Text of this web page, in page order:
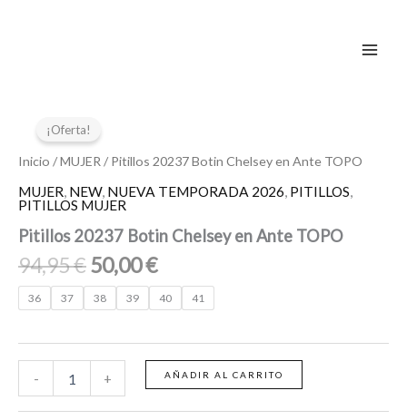
¡Oferta!
Inicio /MUJER / Pitillos 20237 Botin Chelsey en Ante TOPO
MUJER, NEW, NUEVA TEMPORADA 2026, PITILLOS,
PITILLOS MUJER
Pitillos 20237 Botin Chelsey en Ante TOPO
94,95€
original
94,95 €.
50,00€
actual
50,00 €.
36 37 38 39 40 41
-
20237
Botin
Chelsey
Ante
TOPO
cantidad
+ AÑADIR AL CARRITO